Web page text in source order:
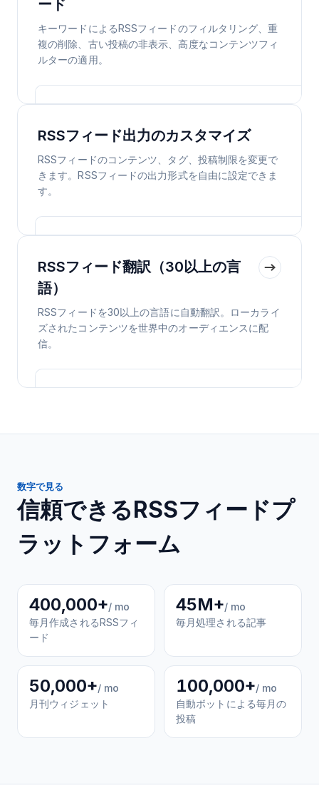
ード
キーワードによるRSSフィードのフィルタリング、重
複の削除、古い投稿の非表示、高度なコンテンツフィ
ルターの適用。
RSSフィード出力のカスタマイズ
RSSフィードのコンテンツ、タグ、投稿制限を変更で
きます。RSSフィードの出力形式を自由に設定できま
す。
RSSフィード翻訳（30以上の言
語）
RSSフィードを30以上の言語に自動翻訳。ローカライ
ズされたコンテンツを世界中のオーディエンスに配
信。
数字で見る
信頼できるRSSフィードプ
ラットフォーム
400,000+/ mo
毎月作成されるRSSフィ
ード
45M+/ mo
毎月処理される記事
50,000+/ mo
月刊ウィジェット
100,000+/ mo
自動ボットによる毎月の
投稿